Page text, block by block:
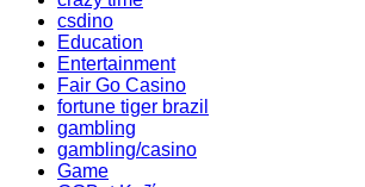
csdino
Education
Entertainment
Fair Go Casino
fortune tiger brazil
gambling
gambling/casino
Game